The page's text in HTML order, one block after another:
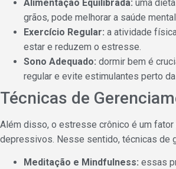
Alimentação Equilibrada: uma
grãos, pode melhorar a saúde
Exercício Regular: a atividade
estar e reduzem o estresse.
Sono Adequado: dormir bem é
regular e evite estimulantes perto
Técnicas de
Além disso, o estresse crônico é um
depressivos. Nesse sentido, técnicas de
Meditação e Mindfulness: essas